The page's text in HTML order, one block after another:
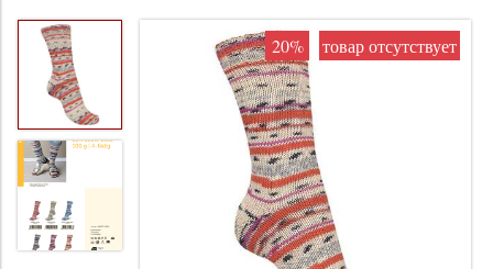
20% товар отсутствует